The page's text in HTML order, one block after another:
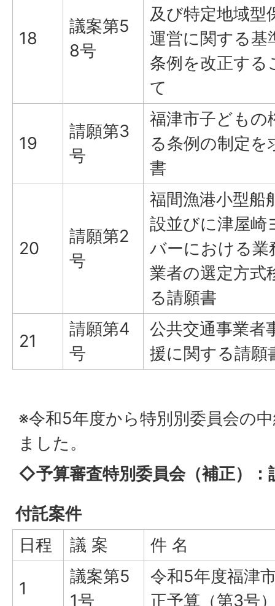
18
議案第5
8号
及び特定地域型
運営に関する基
条例を改正する
て
19
請願第3
号
福津市子どもの
る条例の制定を
書
20
請願第2
号
福間漁港小型船
設並びに津屋崎
バーにおける業
業者の選定方式
る請願書
21
請願第4
号
公共交通事業者
援に関する請願
※令和5年度から特別別委員会の
ました。
◇予算審査特別委員会（補正）：
付託案件
日程
議 案 件 名
1
議案第5
1号
令和5年度福津
正予算（第3号